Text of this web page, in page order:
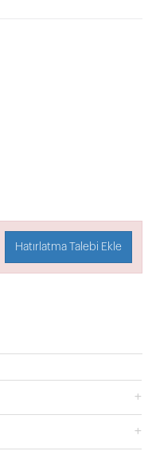
Hatırlatma Talebi Ekle